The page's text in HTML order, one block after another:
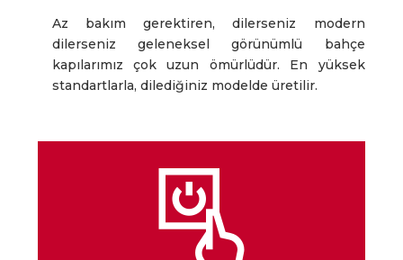
Az bakım gerektiren, dilerseniz modern
dilerseniz geleneksel görünümlü bahçe
kapılarımız çok uzun ömürlüdür. En yüksek
standartlarla, dilediğiniz modelde üretilir.